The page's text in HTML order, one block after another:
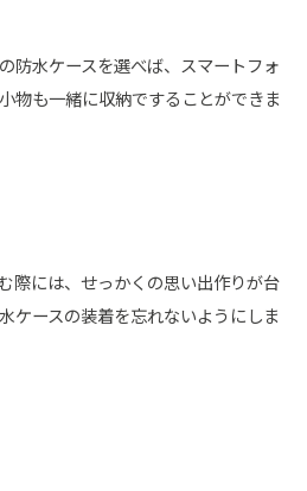
防水ケースを選べば、スマートフォ
物も一緒に収納ですることができま
際には、せっかくの思い出作りが台
ケースの装着を忘れないようにしま